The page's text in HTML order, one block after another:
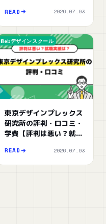
READ 2026.07.03
Webデザインスクール
東京デザインプレックス
研究所の評判・口コミ・
学費【評判は悪い？就職
READ 2026.07.03